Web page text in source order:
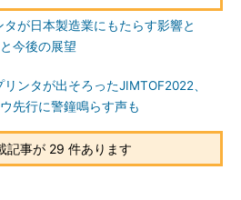
が日本製造業にもたらす影響と
今後の展望
ンタが出そろったJIMTOF2022、
先行に警鐘鳴らす声も
記事が 29 件あります